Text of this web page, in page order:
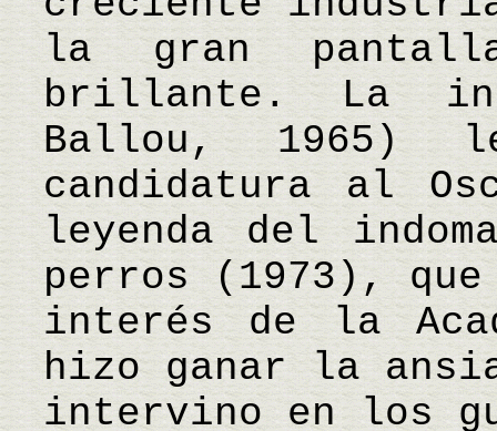
la gran
brillante. La
Ballou, 1965)
candidatura al
leyenda del
perros (1973),
interés de la
hizo ganar la
intervino en los